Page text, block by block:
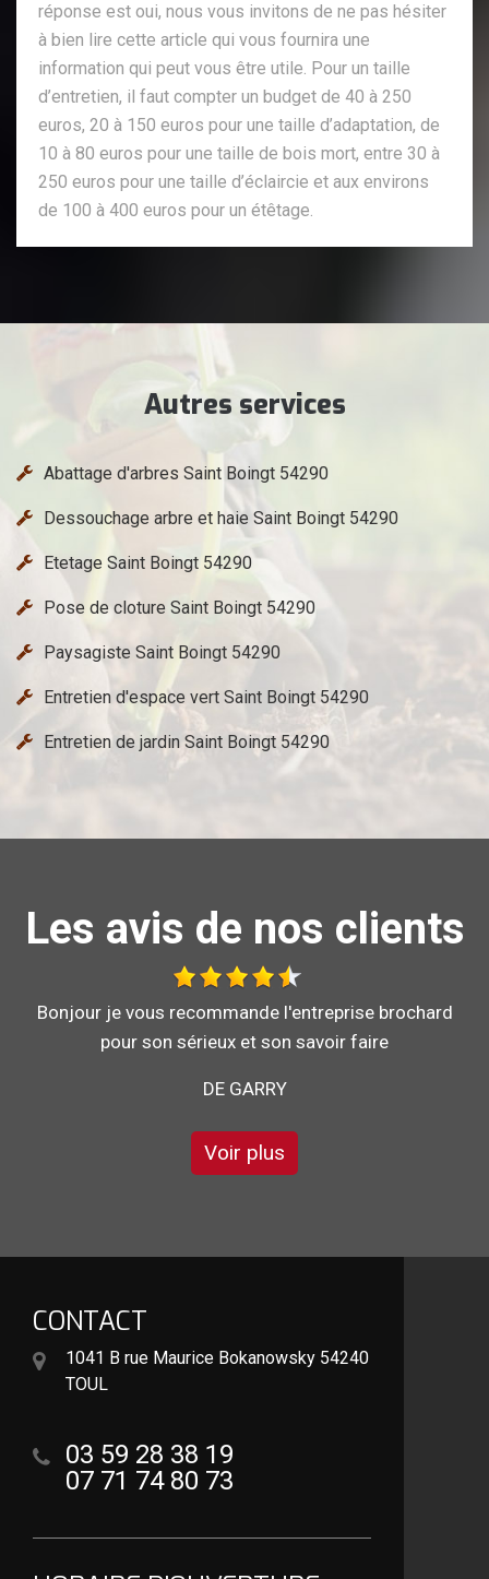
réponse est oui, nous vous invitons de ne pas hésiter
à bien lire cette article qui vous fournira une
information qui peut vous être utile. Pour un taille
d’entretien, il faut compter un budget de 40 à 250
euros, 20 à 150 euros pour une taille d’adaptation, de
10 à 80 euros pour une taille de bois mort, entre 30 à
250 euros pour une taille d’éclaircie et aux environs
de 100 à 400 euros pour un étêtage.
Autres services
Abattage d'arbres Saint Boingt 54290
Dessouchage arbre et haie Saint Boingt 54290
Etetage Saint Boingt 54290
Pose de cloture Saint Boingt 54290
Paysagiste Saint Boingt 54290
Entretien d'espace vert Saint Boingt 54290
Entretien de jardin Saint Boingt 54290
Les avis de nos clients
Bonjour je vous recommande l'entreprise brochard
pour son sérieux et son savoir faire
DE GARRY
Voir plus
CONTACT
1041 B rue Maurice Bokanowsky 54240
TOUL
03 59 28 38 19
07 71 74 80 73